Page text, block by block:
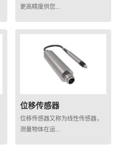
更高精度供您...
位移传感器
位移传感器又称为线性传感器，
测量物体在运...